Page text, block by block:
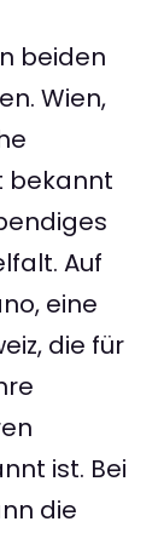
beiden
Wien,
bekannt
Auf
eine
die für
ist. Bei
die